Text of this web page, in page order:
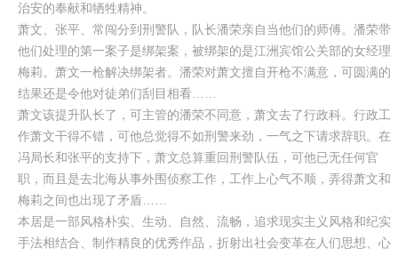
治安的奉献和牺牲精神。
萧文、张平、常闯分到刑警队，队长潘荣亲自当他们的师傅。潘荣带
他们处理的第一案子是绑架案，被绑架的是江洲宾馆公关部的女经理
梅莉。萧文一枪解决绑架者。潘荣对萧文擅自开枪不满意，可圆满的
结果还是令他对徒弟们刮目相看……
萧文该提升队长了，可主管的潘荣不同意，萧文去了行政科。行政工
作萧文干得不错，可他总觉得不如刑警来劲，一气之下请求辞职。在
冯局长和张平的支持下，萧文总算重回刑警队伍，可他已无任何官
职，而且是去北海从事外围侦察工作，工作上心气不顺，弄得萧文和
梅莉之间也出现了矛盾……
本居是一部风格朴实、生动、自然、流畅，追求现实主义风格和纪实
手法相结合、制作精良的优秀作品，折射出社会变革在人们思想、心